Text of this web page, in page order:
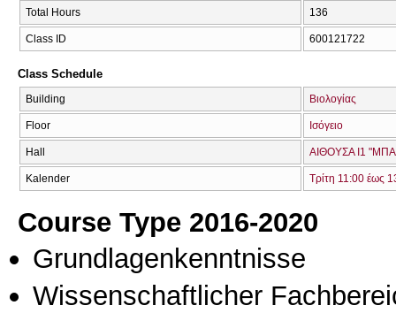
Total Hours 136
Class ID 600121722
Class Schedule
Building Βιολογίας
Floor Ισόγειο
Hall ΑΙΘΟΥΣΑ Ι1
Kalender Τρίτη 11:00 έως
Course Type 2016-2020
Grundlagenkenntnisse
Wissenschaftlicher